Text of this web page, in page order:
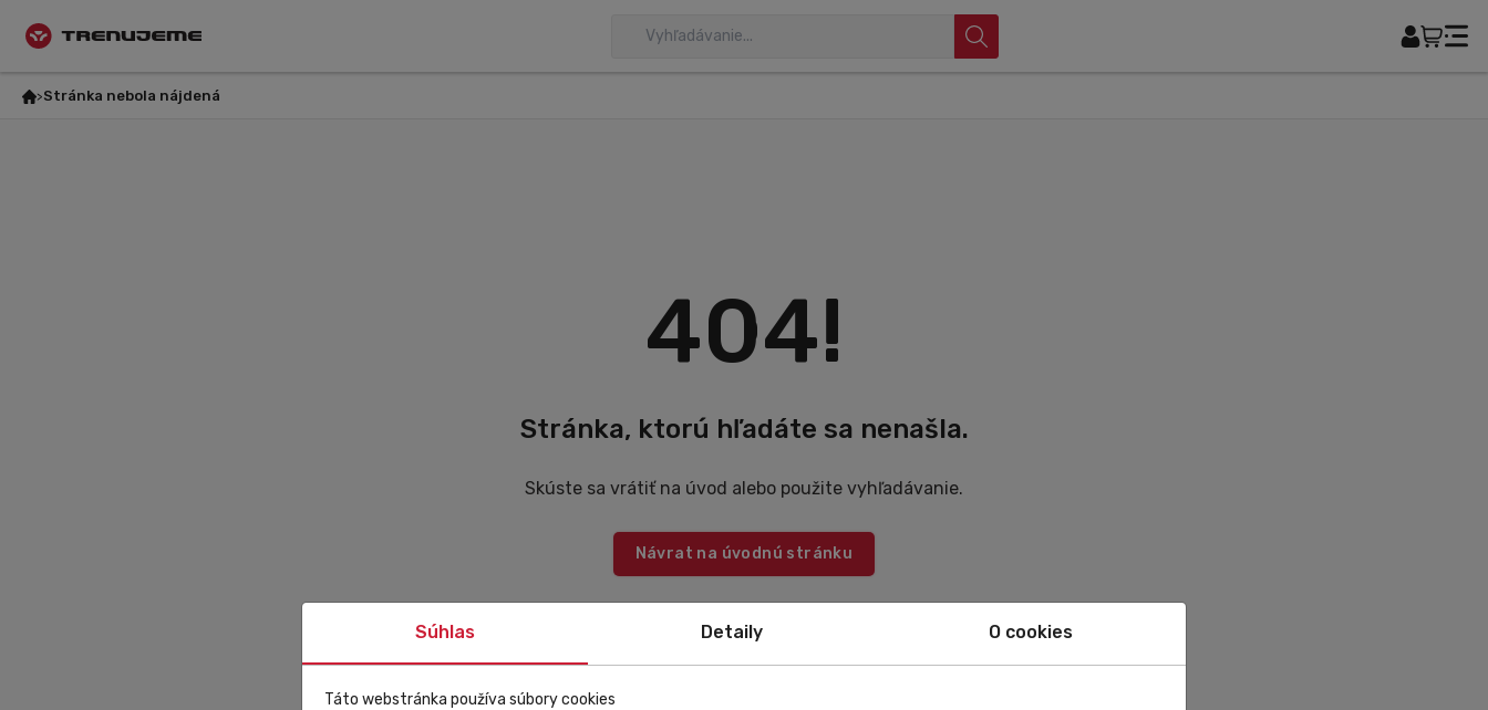
Stránka nebola nájdená
404!
Stránka, ktorú hľadáte sa nenašla.
Skúste sa vrátiť na úvod alebo použite vyhľadávanie.
Návrat na úvodnú stránku
Súhlas Detaily O cookies
Táto webstránka používa súbory cookies